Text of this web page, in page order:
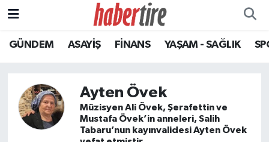
GÜNDEM ASAYİŞ FİNANS YAŞAM - SAĞLIK
Ayten Övek
Müzisyen Ali Övek, Şerafettin ve
Mustafa Övek’in anneleri, Salih
Tabaru’nun kayınvalidesi Ayten Övek
Tire Nöbetçi Eczaneler
Tire Trafik Yoğunluk Haritası
Süper Lig Puan Durumu ve Fikstür